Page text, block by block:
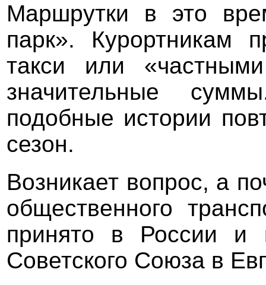
Маршрутки в это
парк». Курортникам
такси или
значительные
подобные истории
сезон.
Возникает вопрос, а
общественного
принято в России и
Советского Союза в